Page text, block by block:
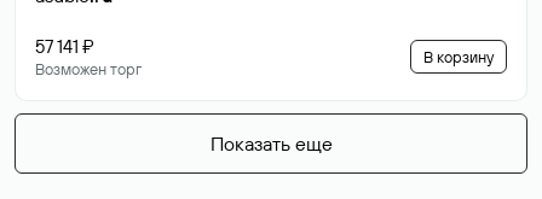
57 141 ₽
Возможен торг
В корзину
Показать еще